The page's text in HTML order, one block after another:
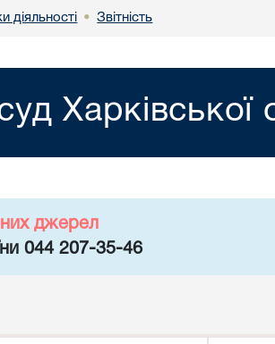
діяльності • Звітність
Харківської
джерел
044 207-35-46